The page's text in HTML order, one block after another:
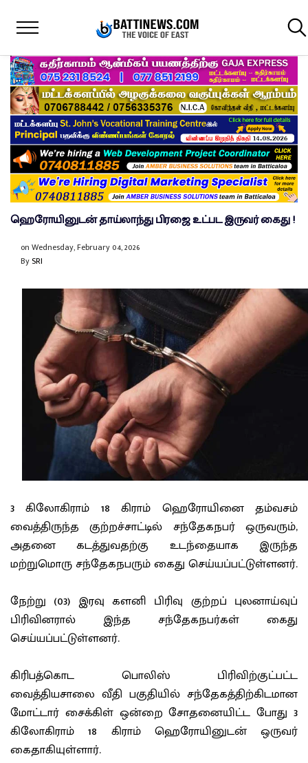
ஹெரோயினுடன் தாய்லாந்து பிரஜை உட்பட இருவர் கைது !
on Wednesday, February 04, 2026
By SRI
3 கிலோகிராம் 18 கிராம் ஹெரோயினை தம்வசம்
வைத்திருந்த குற்றச்சாட்டில் சந்தேகநபர் ஒருவரும்,
அதனை கடத்துவதற்கு உடந்தையாக இருந்த
மற்றுமொரு சந்தேகநபரும் கைது செய்யப்பட்டுள்ளனர்.
நேற்று (03) இரவு களனி பிரிவு குற்றப் புலனாய்வுப்
பிரிவினரால் இந்த சந்தேகநபர்கள் கைது
செய்யப்பட்டுள்ளனர்.
கிரிபத்கொட பொலிஸ் பிரிவிற்குட்பட்ட
வைத்தியசாலை வீதி பகுதியில் சந்தேகத்திற்கிடமான
மோட்டார் சைக்கிள் ஒன்றை சோதனையிட்ட போது 3
கிலோகிராம் 18 கிராம் ஹெரோயினுடன் ஒருவர்
கைதாகியுள்ளார்.